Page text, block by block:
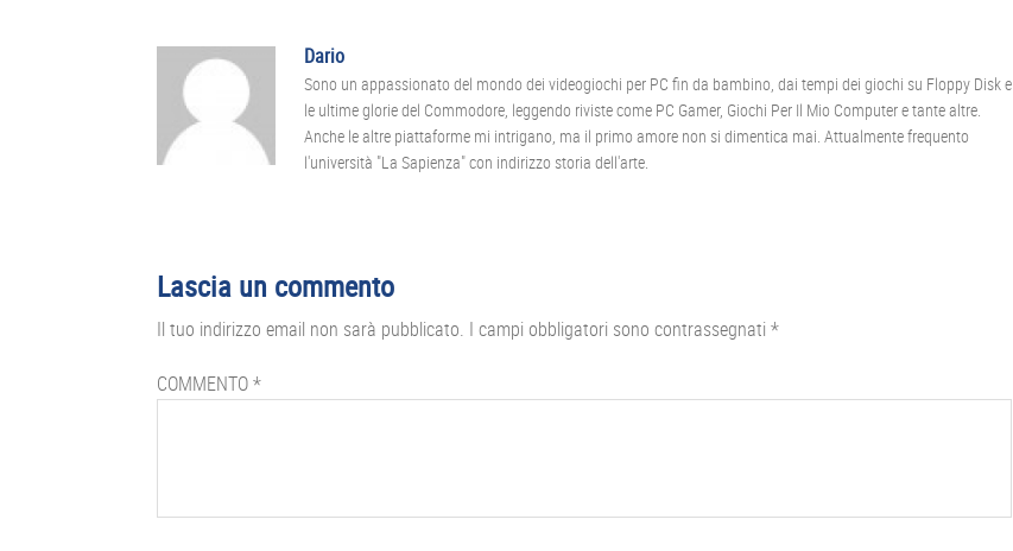
Dario
Sono un appassionato del mondo dei videogiochi per PC fin da bambino, dai tempi dei giochi su Floppy Disk e
le ultime glorie del Commodore, leggendo riviste come PC Gamer, Giochi Per Il Mio Computer e tante altre.
Anche le altre piattaforme mi intrigano, ma il primo amore non si dimentica mai. Attualmente frequento
l'università "La Sapienza" con indirizzo storia dell'arte.
Interazioni
del
lettore
Lascia un commento
Il tuo indirizzo email non sarà pubblicato. I campi obbligatori sono contrassegnati *
COMMENTO*